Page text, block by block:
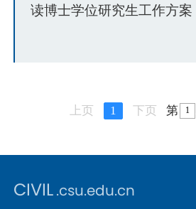
读博士学位研究生工作方案
上页 1 下页 第
CIVIL.csu.edu.cn